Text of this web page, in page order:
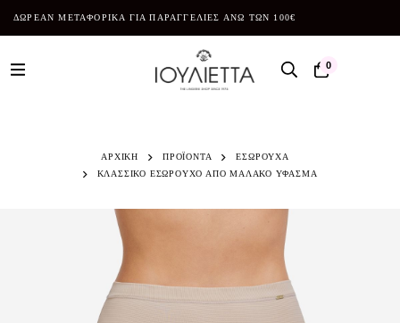
ΔΩΡΕΑΝ ΜΕΤΑΦΟΡΙΚΑ ΓΙΑ ΠΑΡΑΓΓΕΛΙΕΣ ΑΝΩ ΤΩΝ 100€
0
ΑΡΧΙΚΗ ΠΡΟΪΌΝΤΑ
ΕΣΩΡΟΥΧΑ
ΚΛΑΣΣΙΚΟ ΕΣΩΡΟΥΧΟ ΑΠΟ ΜΑΛΑΚΟ ΥΦΑΣΜΑ